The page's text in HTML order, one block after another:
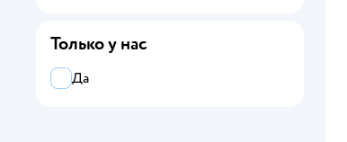
BABY BORN
Baby Toys
Только у нас
Да